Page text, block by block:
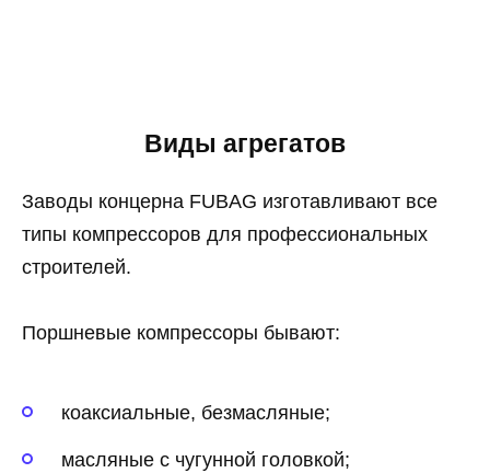
Виды агрегатов
Заводы концерна FUBAG изготавливают все
типы компрессоров для профессиональных
строителей.
Поршневые компрессоры бывают:
коаксиальные, безмасляные;
масляные с чугунной головкой;